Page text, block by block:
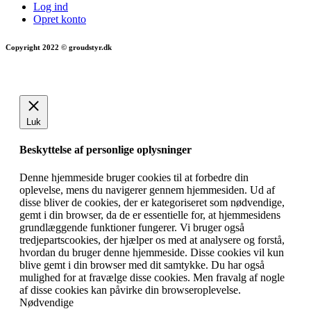
Log ind
Opret konto
Copyright 2022 © groudstyr.dk
Luk
Beskyttelse af personlige oplysninger
Denne hjemmeside bruger cookies til at forbedre din
oplevelse, mens du navigerer gennem hjemmesiden. Ud af
disse bliver de cookies, der er kategoriseret som nødvendige,
gemt i din browser, da de er essentielle for, at hjemmesidens
grundlæggende funktioner fungerer. Vi bruger også
tredjepartscookies, der hjælper os med at analysere og forstå,
hvordan du bruger denne hjemmeside. Disse cookies vil kun
blive gemt i din browser med dit samtykke. Du har også
mulighed for at fravælge disse cookies. Men fravalg af nogle
af disse cookies kan påvirke din browseroplevelse.
Nødvendige